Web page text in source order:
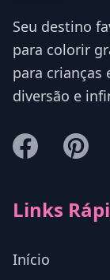
Seu destino
para colorir
para crianças
diversão e
Links
Início